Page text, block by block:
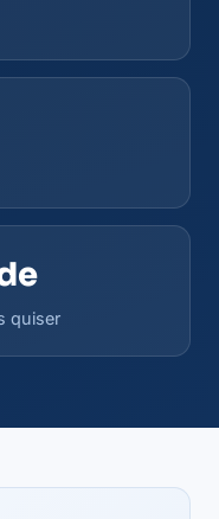
quiser